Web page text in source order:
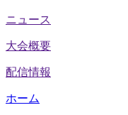
ニュース
大会概要
配信情報
ホーム